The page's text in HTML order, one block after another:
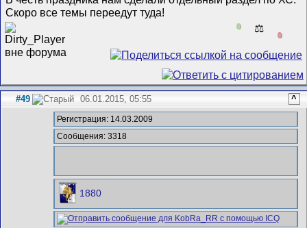
Скоро все темы переедут туда!
0 ⚖️
0
#49 06.01.2015, 05:55 ^
Регистрация: 14.03.2009
Сообщения: 3318
1880